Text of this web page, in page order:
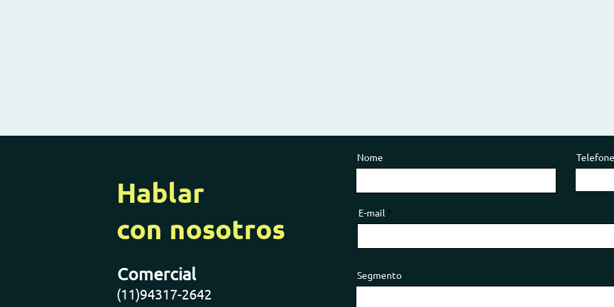
Hablar
con nosotros
Comercial
(11)94317-2642
Nome Telefone
E-mail
Segmento